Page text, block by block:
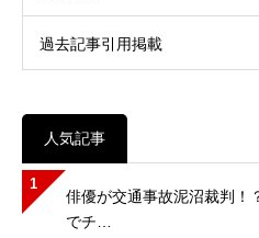
過去記事引用掲載
人気記事
1
俳優が交通事故泥沼裁判！
でチ…